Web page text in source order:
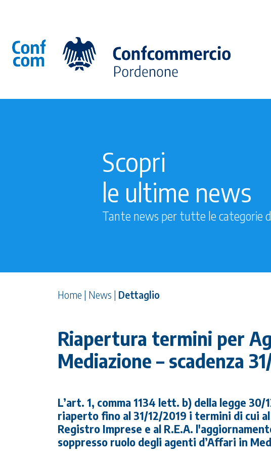
Scopri
le ultime news
Tante news per tutte le categorie
Home | News | Dettaglio
Riapertura termini per
Mediazione – scadenza
L’art. 1, comma 1134 lett. b) della legge
riaperto fino al 31/12/2019 i termini di cui
Registro Imprese e al R.E.A.
soppresso ruolo degli agenti d’Affari in